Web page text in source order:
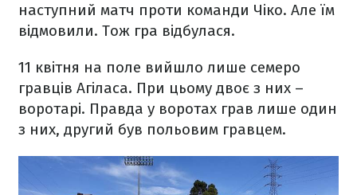
наступний матч проти команди Чіко. Але їм
відмовили. Тож гра відбулася.
11 квітня на поле вийшло лише семеро
гравців Агіласа. При цьому двоє з них –
воротарі. Правда у воротах грав лише один
з них, другий був польовим гравцем.